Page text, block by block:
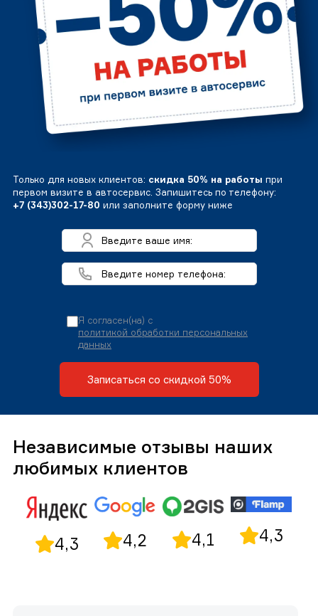
Только для новых клиентов: скидка 50% на работы при
первом визите в автосервис. Запишитесь по телефону:
+7 (343)302-17-80 или заполните форму ниже
Я согласен(на) с
политикой обработки персональных
данных
Записаться со скидкой 50%
Независимые отзывы наших
любимых клиентов
4,3 4,2 4,1 4,3